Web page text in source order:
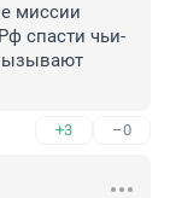
миссии
спасти чьи-
+3 –0